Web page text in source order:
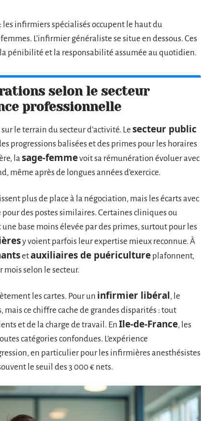
les infirmiers spécialisés occupent le haut du
L’infirmier généraliste se situe en dessous. Ces
pénibilité et la responsabilité assumée au quotidien.
selon le secteur
professionnelle
sur le terrain du secteur d’activité. Le secteur public
progressions balisées et des primes pour les horaires
la sage-femmevoit sa rémunération évoluer avec
même après de longues années d’exercice.
plus de place à la négociation, mais les écarts avec
des postes similaires. Certaines cliniques ou
base moins élevée par des primes, surtout pour les
y voient parfois leur expertise mieux reconnue. À
etauxiliaires de puériculture plafonnent,
mois selon le secteur.
les cartes. Pour un infirmier libéral, le
mais ce chiffre cache de grandes disparités : tout
et de la charge de travail. En Ile-de-France, les
catégories confondues. L’expérience
en particulier pour les infirmières anesthésistes
le seuil des 3 000 € nets.